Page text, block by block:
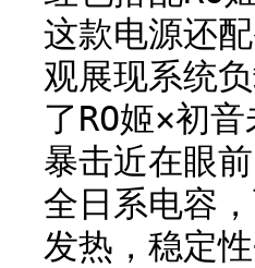
这款电源还
观展现系统
了RO姬×初
暴击近在眼
全日系电容
发热，稳定